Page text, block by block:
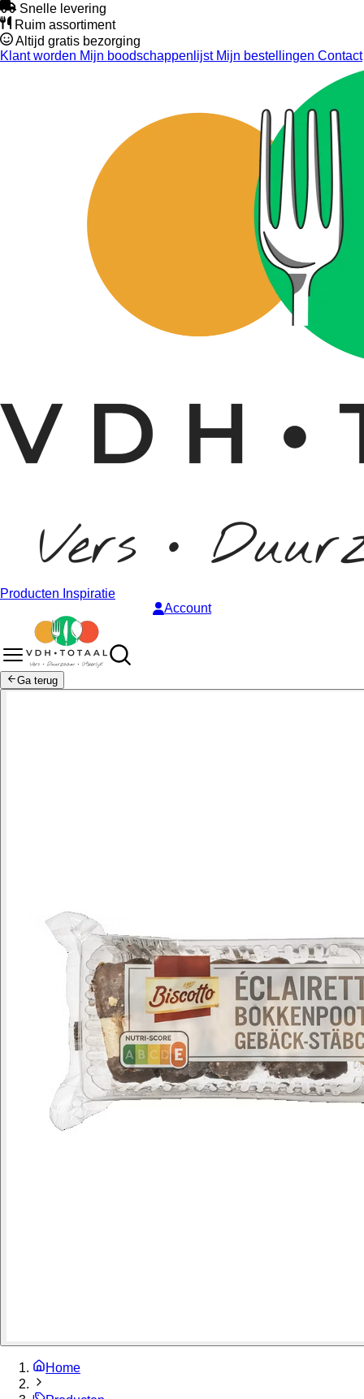
Snelle levering
Ruim assortiment
Altijd gratis bezorging
Klant worden Mijn boodschappenlijstMijn bestellingen Contact
Producten Inspiratie
Account
Ga terug
Home